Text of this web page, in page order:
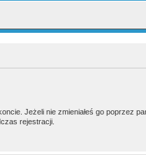
Jeżeli nie zmieniałeś go poprzez
rejestracji.